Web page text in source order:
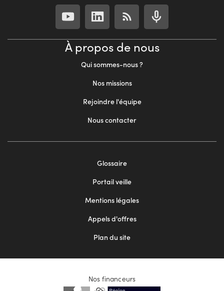
À propos de nous
Qui sommes-nous ?
Nos missions
Rejoindre l'équipe
Nous contacter
Glossaire
Portail veille
Mentions légales
Appels d'offres
Plan du site
Nos financeurs